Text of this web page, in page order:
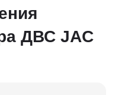
ДВС JAC